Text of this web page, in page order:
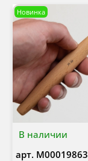
В наличии
Новинка
арт. М00019863